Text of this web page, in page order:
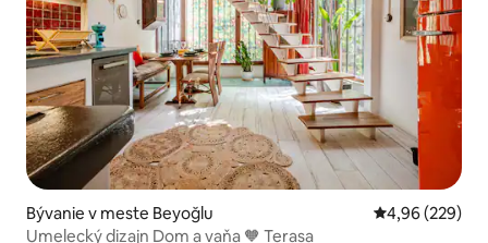
Bývanie v meste Beyoğlu Priemerné
4,96 (229)
Umelecký dizajn Dom a vaňa 🧡 Terasa